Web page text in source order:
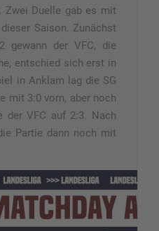
Zwei Duelle gab es mit
Saison. Zunächst
gewann der VFC, die
entschied sich erst in
in Anklam lag die SG
mit 3:0 vorn, aber noch
der VFC auf 2:3. Nach
Partie dann noch mit